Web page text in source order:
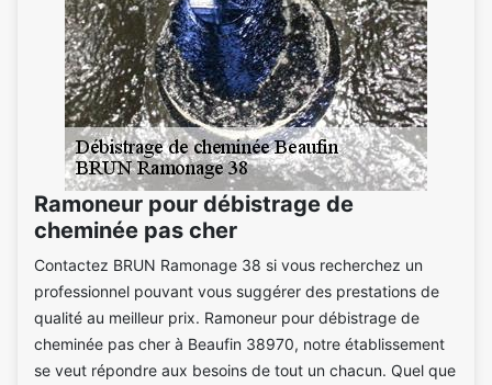
Ramoneur pour débistrage de
cheminée pas cher
Contactez BRUN Ramonage 38 si vous recherchez un
professionnel pouvant vous suggérer des prestations de
qualité au meilleur prix. Ramoneur pour débistrage de
cheminée pas cher à Beaufin 38970, notre établissement
se veut répondre aux besoins de tout un chacun. Quel que